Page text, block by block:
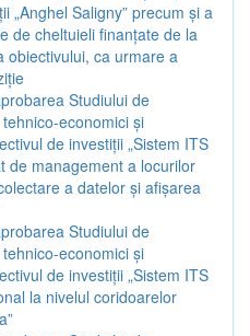
„Anghel Saligny” precum și a
de cheltuieli finanțate de la
obiectivului, ca urmare a
Studiului de
economici și
de investiții „Sistem ITS
de management a locurilor
a datelor și afișarea
Studiului de
economici și
de investiții „Sistem ITS
la nivelul coridoarelor